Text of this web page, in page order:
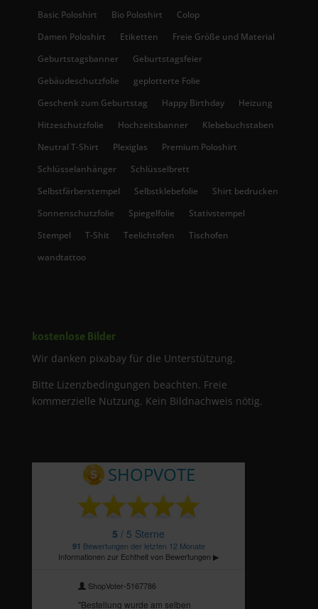
Basic Poloshirt
Bio Poloshirt
Colop
Damen Poloshirt
Etiketten
Freie Größe und Material
Geburtstagsbanner
Geburtstagsfeier
Gebäudeschutzfolie
geplotterte Folie
Geschenk zum Geburtstag
Happy Birthday
Heizung
Hitzeschutzfolie
Hochzeitsbanner
Klebebuchstaben
Neutral T-Shirt
Plexiglas
Premium Poloshirt
Schlüsselanhänger
Schlüsselbrett
Selbstfärberstempel
Selbstklebefolie
Shirt bedrucken
Sonnenschutzfolie
Spiegelfolie
Stativstempel
Stempel
T-Shit Teelichtofen
Tischofen
wandtattoo
kostenlose Bilder
Wir danken pixabay für die Unterstützung.
Bitte Lizenzbedingungen beachten. Freie
kommerzielle Nutzung. Kein Bildnachweis nötig.